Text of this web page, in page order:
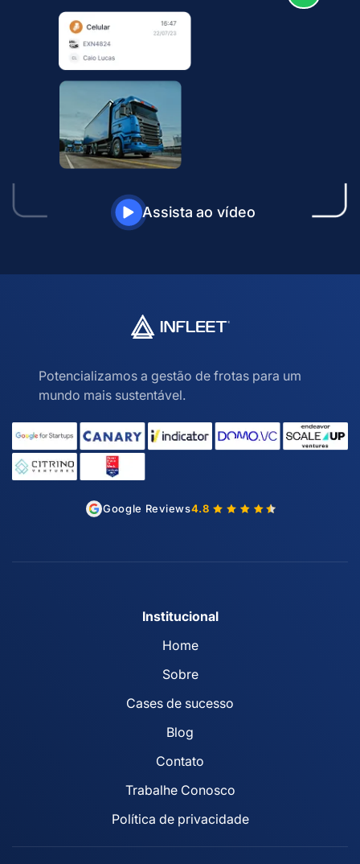
Assista ao vídeo
Potencializamos a gestão de frotas para um
mundo mais sustentável.
Google Reviews4.8
Institucional
Home
Sobre
Cases de sucesso
Blog
Contato
Trabalhe Conosco
Política de privacidade